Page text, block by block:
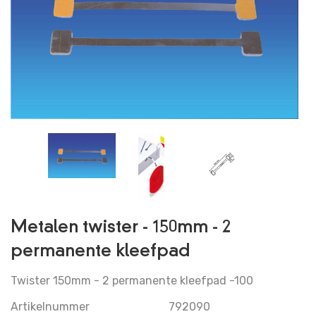
OVER ONS
CONTACT
VERZENDEN EN LEVERING
VERMELDING LEGALE
PRIVACY POLICY
Metalen twister - 150mm - 2
permanente kleefpad
Twister 150mm - 2 permanente kleefpad -100
Artikelnummer
792090